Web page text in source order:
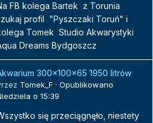
FB kolega Bartek z Torunia
profil "Pyszczaki Toruń" i
Tomek Studio Akwarystyki
Dreams Bydgoszcz
300x100x65 1950 litrów
Tomek_F · Opublikowano
o 15:39
się przeciągnęło, niestety